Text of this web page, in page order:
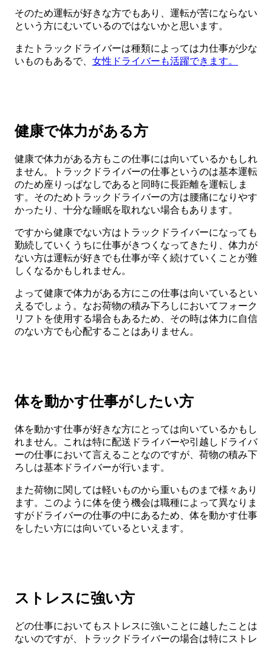
そのため運転が好きな方でもあり、運転が苦にならない
という方にむいているのではないかと思います。
またトラックドライバーは種類によっては力仕事が少な
いものもあるで、 女性ドライバーも活躍できます。
健康で体力がある方
健康で体力がある方もこの仕事には向いているかもしれ
ません。トラックドライバーの仕事というのは基本運転
のため座りっぱなしであると同時に長距離を運転しま
す。そのためトラックドライバーの方は腰痛になりやす
かったり、十分な睡眠を取れない場合もあります。
ですから健康でない方はトラックドライバーになっても
勤続していくうちに仕事がきつくなってきたり、体力が
ない方は運転が好きでも仕事が辛く続けていくことが難
しくなるかもしれません。
よって健康で体力がある方にこの仕事は向いているとい
えるでしょう。なお荷物の積み下ろしにおいてフォーク
リフトを使用する場合もあるため、その時は体力に自信
のない方でも心配することはありません。
体を動かす仕事がしたい方
体を動かす仕事が好きな方にとっては向いているかもし
れません。これは特に配送ドライバーや引越しドライバ
ーの仕事において言えることなのですが、荷物の積み下
ろしは基本ドライバーが行います。
また荷物に関しては軽いものから重いものまで様々あり
ます。このように体を使う機会は職種によって異なりま
すがドライバーの仕事の中にあるため、体を動かす仕事
をしたい方には向いているといえます。
ストレスに強い方
どの仕事においてもストレスに強いことに越したことは
ないのですが、トラックドライバーの場合は特にストレ